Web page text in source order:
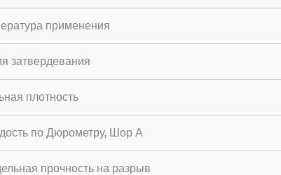
применения
затвердевания
плотность
по Дюрометру, Шор A
прочность на разрыв